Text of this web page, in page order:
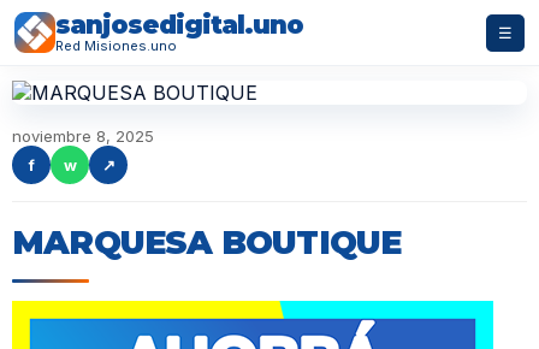
sanjosedigital.uno
Red Misiones.uno
☰
noviembre 8, 2025
f
w ↗
MARQUESA BOUTIQUE